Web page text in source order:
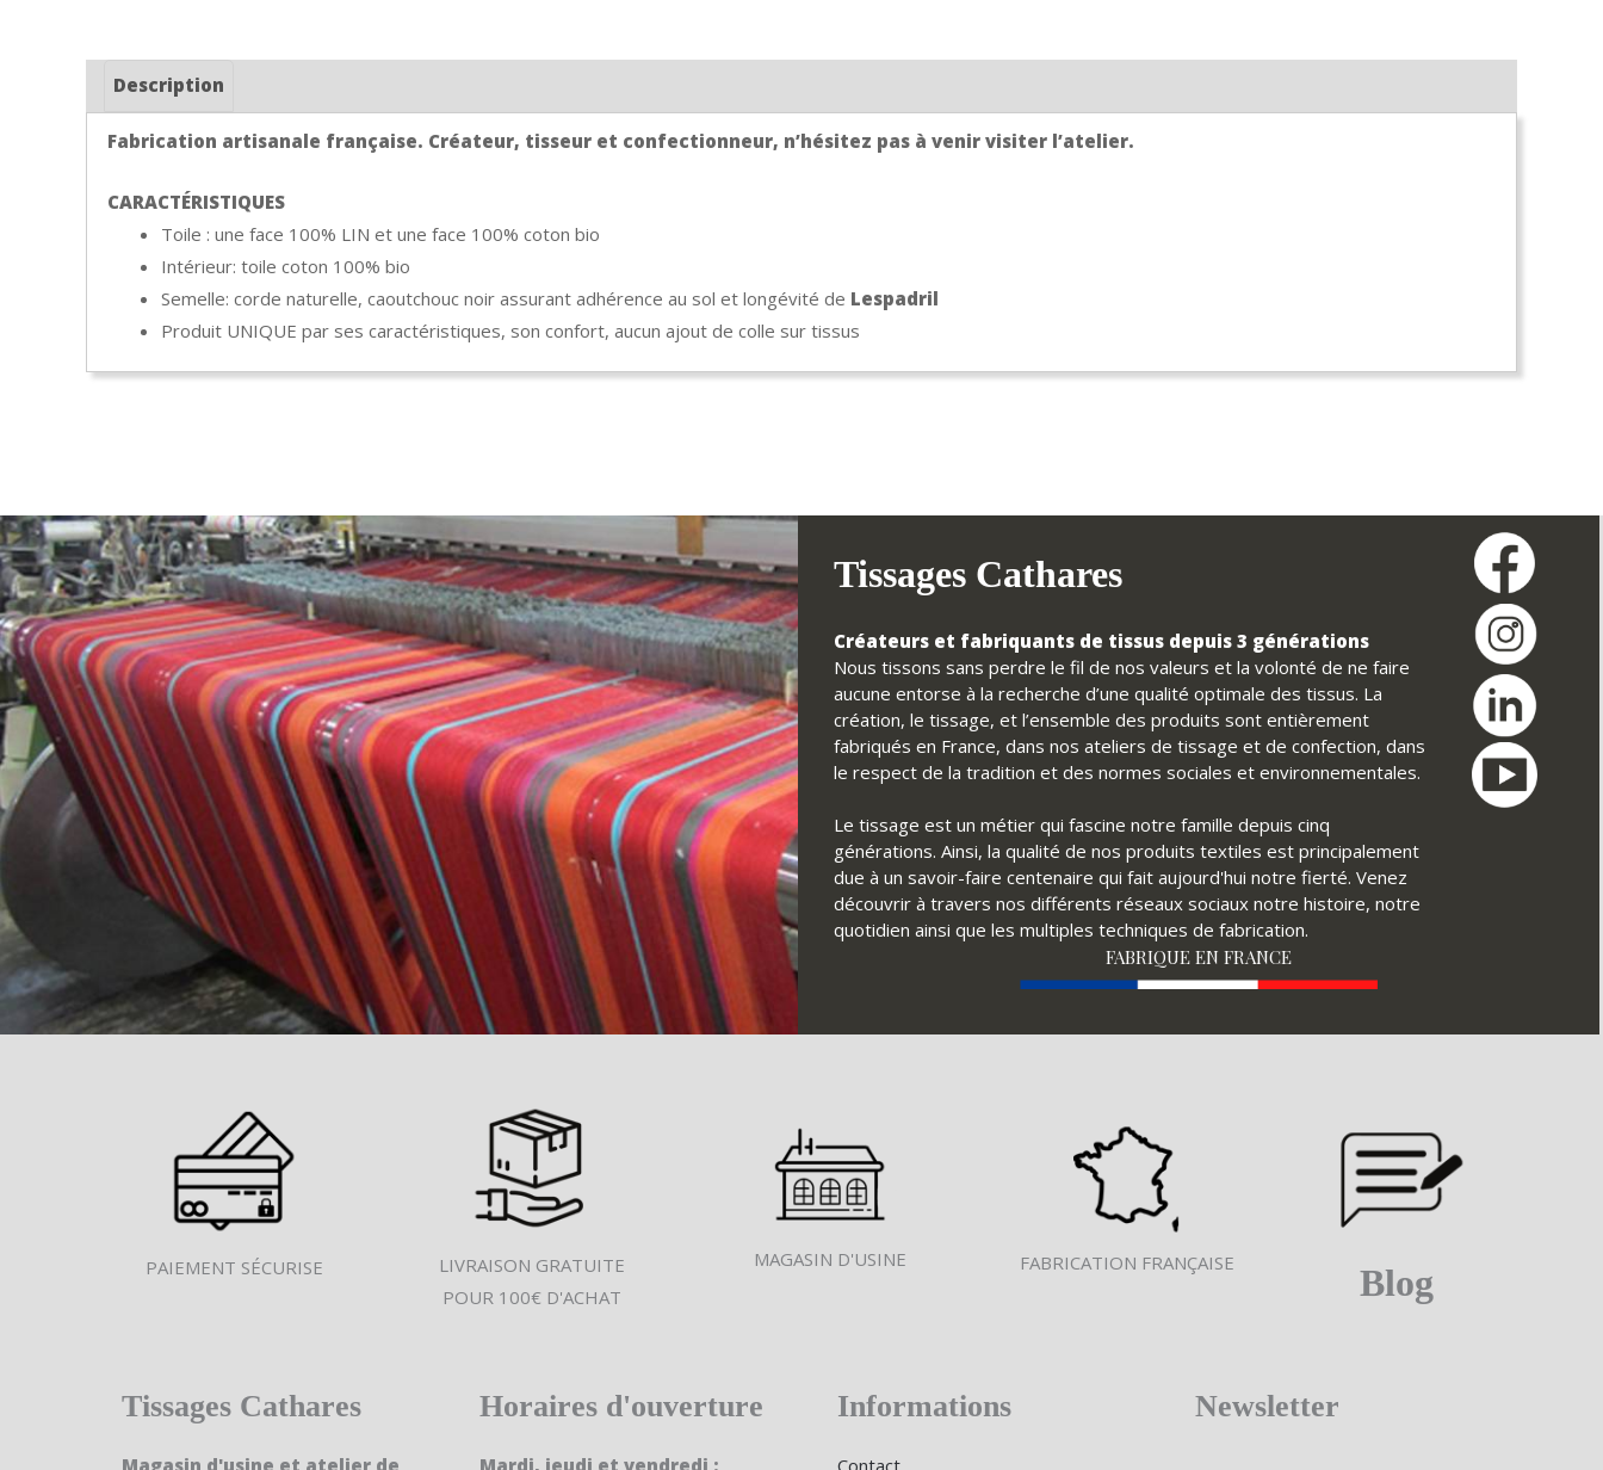
Description
Fabrication artisanale française. Créateur, tisseur et confectionneur, n’hésitez pas à venir visiter l’atelier.
CARACTÉRISTIQUES
Toile : une face 100% LIN et une face 100% coton bio
Intérieur: toile coton 100% bio
Semelle: corde naturelle, caoutchouc noir assurant adhérence au sol et longévité de Lespadril
Produit UNIQUE par ses caractéristiques, son confort, aucun ajout de colle sur tissus
Tissages Cathares
Créateurs et fabriquants de tissus depuis 3 générations
Nous tissons sans perdre le fil de nos valeurs et la volonté de ne faire
aucune entorse à la recherche d’une qualité optimale des tissus. La
création, le tissage, et l’ensemble des produits sont entièrement
fabriqués en France, dans nos ateliers de tissage et de confection, dans
le respect de la tradition et des normes sociales et environnementales.
Le tissage est un métier qui fascine notre famille depuis cinq
générations. Ainsi, la qualité de nos produits textiles est principalement
due à un savoir-faire centenaire qui fait aujourd'hui notre fierté. Venez
découvrir à travers nos différents réseaux sociaux notre histoire, notre
quotidien ainsi que les multiples techniques de fabrication.
FABRIQUE EN FRANCE
PAIEMENT SÉCURISE
LIVRAISON GRATUITE
POUR 100€ D'ACHAT
MAGASIN D'USINE FABRICATION FRANÇAISE Blog
Tissages Cathares
Magasin d'usine et atelier de
Horaires d'ouverture
Mardi, jeudi et vendredi :
Informations
Contact
Newsletter